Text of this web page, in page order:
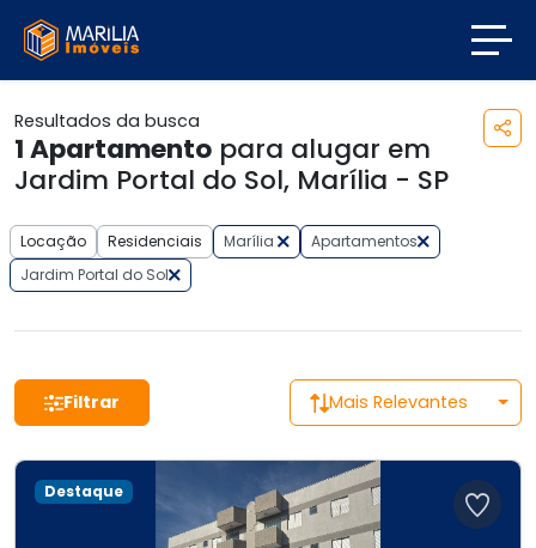
Resultados da busca
1Apartamento para alugar em
Jardim Portal do Sol, Marília - SP
Locação Residenciais Marília
Apartamentos
Jardim Portal do Sol
Filtrar Mais Relevantes
Destaque